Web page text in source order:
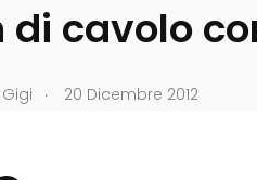
di cavolo
. 20 Dicembre 2012